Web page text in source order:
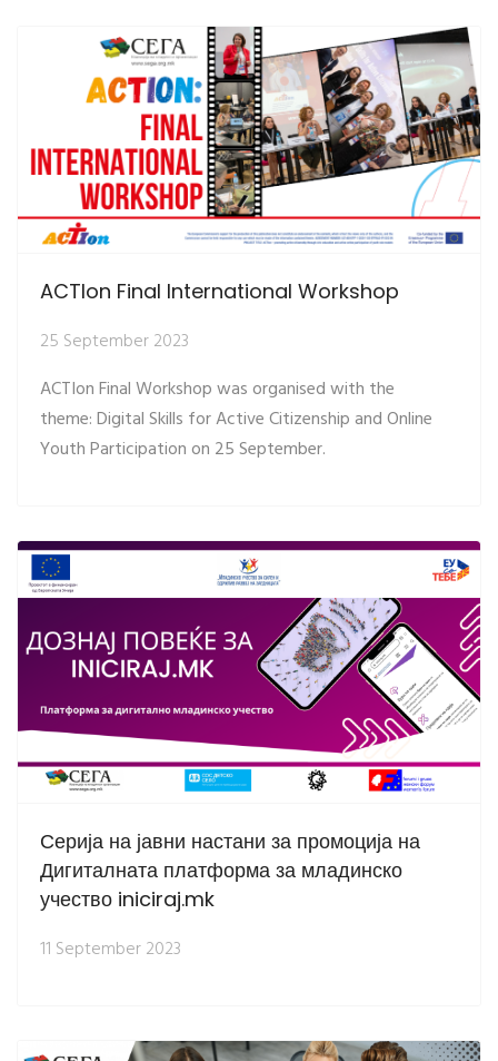
ACTIon Final International Workshop
25 September 2023
ACTIon Final Workshop was organised with the
theme: Digital Skills for Active Citizenship and Online
Youth Participation on 25 September.
Серија на јавни настани за промоција на
Дигиталната платформа за младинско
учество iniciraj.mk
11 September 2023